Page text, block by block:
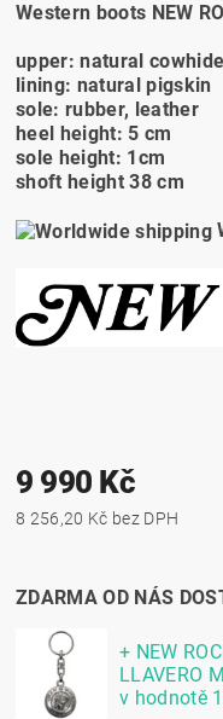
Western boots NEW
upper: natural cowhide
lining: natural pigskin
sole: rubber, leather
heel height: 5 cm
sole height: 1cm
shoft height 38 cm
9 990 Kč
8 256,20 Kč bez DPH
ZDARMA OD NÁS
+ NEW
LLAVERO
v hodnotě